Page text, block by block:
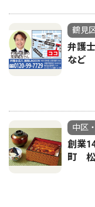
鶴見
弁護
など
中区
創業
町 松